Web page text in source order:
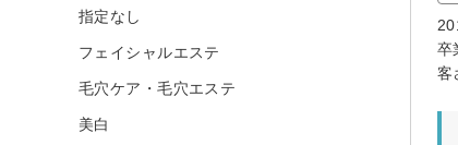
卒
客
指定なし
フェイシャルエステ
毛穴ケア・毛穴エステ
美白